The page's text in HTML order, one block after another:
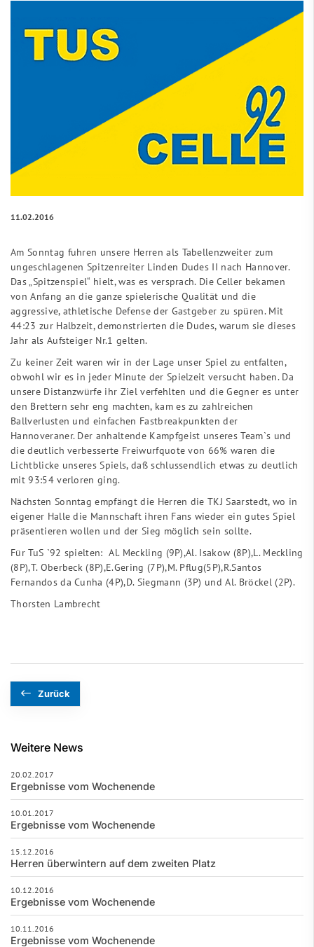
11.02.2016
Am Sonntag fuhren unsere Herren als Tabellenzweiter zum
ungeschlagenen Spitzenreiter Linden Dudes II nach Hannover.
Das „Spitzenspiel“ hielt, was es versprach. Die Celler bekamen
von Anfang an die ganze spielerische Qualität und die
aggressive, athletische Defense der Gastgeber zu spüren. Mit
44:23 zur Halbzeit, demonstrierten die Dudes, warum sie dieses
Jahr als Aufsteiger Nr.1 gelten.
Zu keiner Zeit waren wir in der Lage unser Spiel zu entfalten,
obwohl wir es in jeder Minute der Spielzeit versucht haben. Da
unsere Distanzwürfe ihr Ziel verfehlten und die Gegner es unter
den Brettern sehr eng machten, kam es zu zahlreichen
Ballverlusten und einfachen Fastbreakpunkten der
Hannoveraner. Der anhaltende Kampfgeist unseres Team`s und
die deutlich verbesserte Freiwurfquote von 66% waren die
Lichtblicke unseres Spiels, daß schlussendlich etwas zu deutlich
mit 93:54 verloren ging.
Nächsten Sonntag empfängt die Herren die TKJ Saarstedt, wo in
eigener Halle die Mannschaft ihren Fans wieder ein gutes Spiel
präsentieren wollen und der Sieg möglich sein sollte.
Für TuS `92 spielten: Al. Meckling (9P),Al. Isakow (8P),L. Meckling
(8P),T. Oberbeck (8P),E.Gering (7P),M. Pflug(5P),R.Santos
Fernandos da Cunha (4P),D. Siegmann (3P) und Al. Bröckel (2P).
Thorsten Lambrecht
Zurück
Weitere News
20.02.2017
Ergebnisse vom Wochenende
10.01.2017
Ergebnisse vom Wochenende
15.12.2016
Herren überwintern auf dem zweiten Platz
10.12.2016
Ergebnisse vom Wochenende
10.11.2016
Ergebnisse vom Wochenende